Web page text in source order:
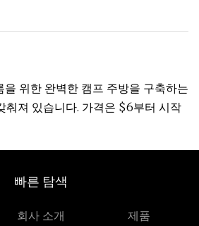
위한 완벽한 캠프 주방을 구축하는
춰져 있습니다. 가격은 $6부터 시작
빠른 탐색
회사 소개 제품